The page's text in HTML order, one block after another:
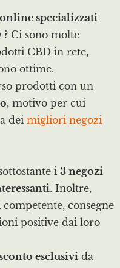
specializzati
? Ci sono molte
CBD in rete,
ottime.
prodotti con un
, motivo per cui
dei migliori negozi
i 3 negozi
. Inoltre,
consegne
positive dai loro
esclusivi da